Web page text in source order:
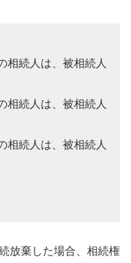
相続人は、被相続人
相続人は、被相続人
相続人は、被相続人
放棄した場合、相続権